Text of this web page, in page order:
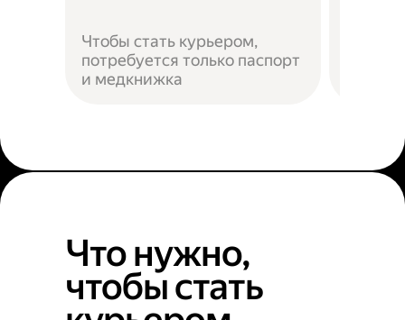
Чтобы стать курьером,
потребуется только паспорт
и медкнижка
Что нужно,
чтобы стать